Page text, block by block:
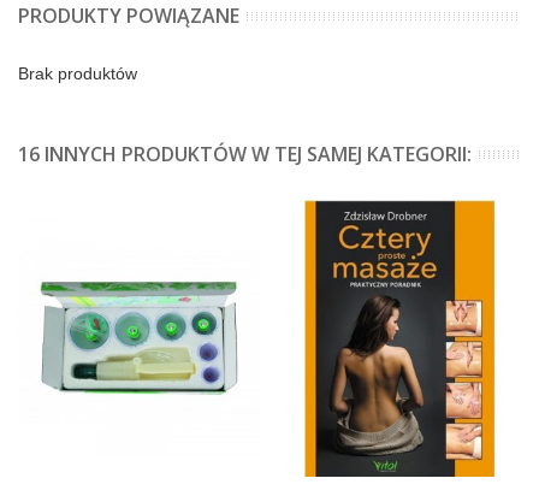
PRODUKTY POWIĄZANE
Brak produktów
16 INNYCH PRODUKTÓW W TEJ SAMEJ KATEGORII: